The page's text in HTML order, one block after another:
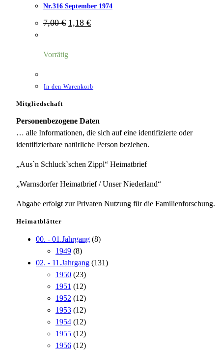
Nr.316 September 1974
7,00€ Ursprünglicher
Preis
1,18 €Aktueller
Preis
Vorrätig
In den Warenkorb
Mitgliedschaft
Personenbezogene Daten
… alle Informationen, die sich auf eine identifizierte oder
identifizierbare natürliche Person beziehen.
„Aus`n Schluck`schen Zippl“ Heimatbrief
„Warnsdorfer Heimatbrief / Unser Niederland“
Abgabe erfolgt zur Privaten Nutzung für die Familienforschung.
Heimatblätter
00. - 01.Jahrgang (8)
1949 (8)
02. - 11.Jahrgang (131)
1950 (23)
1951 (12)
1952 (12)
1953 (12)
1954 (12)
1955 (12)
1956 (12)